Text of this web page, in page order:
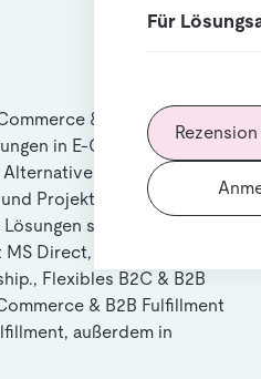
Für
& B2B Fulfillment für
in E-Commerce
zu eCommerce &
Projektlösungen für B2B,
sind Fulfillment
Direct, Zenfulfillment® –
Flexibles B2C & B2B
& B2B Fulfillment
außerdem in